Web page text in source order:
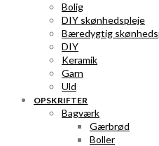
Bolig
DIY skønhedspleje
Bæredygtig
DIY
Keramik
Garn
Uld
OPSKRIFTER
Bagværk
Gærbrød
Boller